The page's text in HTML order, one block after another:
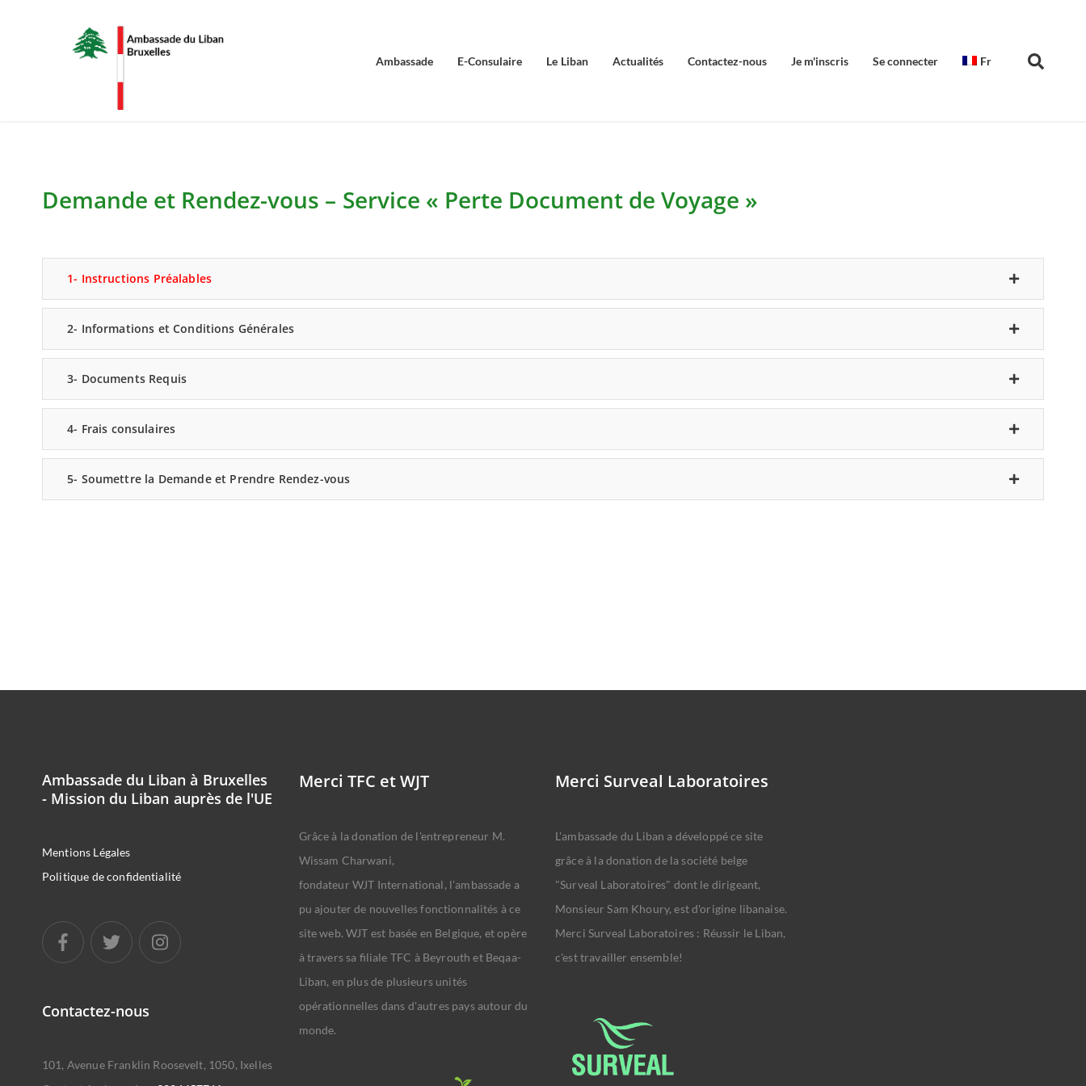
Ambassade E-Consulaire Le Liban Actualités Contactez-nous Je m'inscris Se connecter Fr
Demande et Rendez-vous – Service « Perte Document de Voyage »
1- Instructions Préalables
2- Informations et Conditions Générales
3- Documents Requis
4- Frais consulaires
5- Soumettre la Demande et Prendre Rendez-vous
Ambassade du Liban à Bruxelles
- Mission du Liban auprès de l'UE
Mentions Légales
Politique de confidentialité
Contactez-nous
101, Avenue Franklin Roosevelt, 1050, Ixelles
Merci TFC et WJT
Grâce à la donation de l'entrepreneur M.
Wissam Charwani,
fondateur WJT International, l'ambassade a
pu ajouter de nouvelles fonctionnalités à ce
site web. WJT est basée en Belgique, et opère
à travers sa filiale TFC à Beyrouth et Beqaa-
Liban, en plus de plusieurs unités
opérationnelles dans d'autres pays autour du
monde.
Merci Surveal Laboratoires
L'ambassade du Liban a développé ce site
grâce à la donation de la société belge
"Surveal Laboratoires" dont le dirigeant,
Monsieur Sam Khoury, est d'origine libanaise.
Merci Surveal Laboratoires : Réussir le Liban,
c'est travailler ensemble!